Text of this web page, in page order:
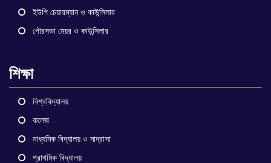
ইউপি চেয়ারম্যান ও কাউন্সিলার
পৌরসভা মেয়র ও কাউন্সিলার
শিক্ষা
বিশ্ববিদ্যালয়
কলেজ
মাধ্যমিক বিদ্যালয় ও মাদ্রাসা
প্রাথমিক বিদ্যালয়